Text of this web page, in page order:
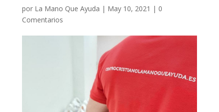
por La Mano Que Ayuda | May 10, 2021 | 0
Comentarios